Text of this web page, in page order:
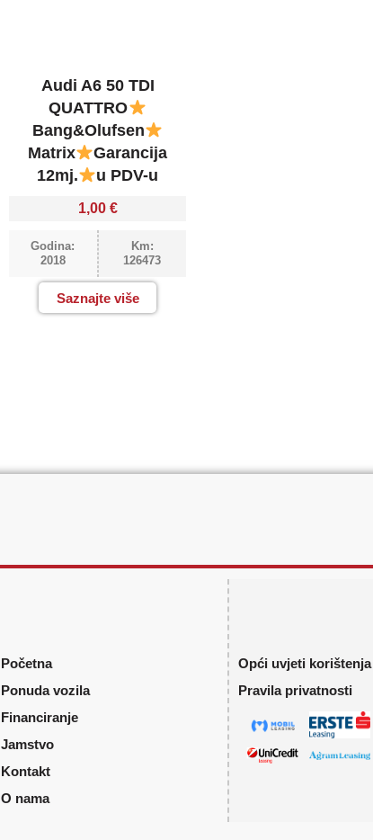
Audi A6 50 TDI
QUATTRO
Bang&Olufsen
Matrix
Garancija
12mj.
u PDV-u
1,00 €
Godina:
2018
Km:
126473
Saznajte više
Početna
Ponuda vozila
Financiranje
Jamstvo
Kontakt
O nama
Opći uvjeti korištenja
Pravila privatnosti